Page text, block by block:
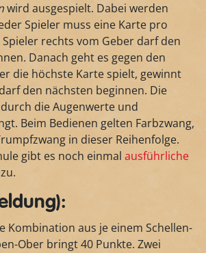
wird ausgespielt. Dabei werden
Spieler muss eine Karte pro
rechts vom Geber darf den
Danach geht es gegen den
die höchste Karte spielt, gewinnt
den nächsten beginnen. Die
die Augenwerte und
Beim Bedienen gelten Farbzwang,
in dieser Reihenfolge.
gibt es noch einmal ausführliche
Kombination aus je einem Schellen-
Ober bringt 40 Punkte. Zwei